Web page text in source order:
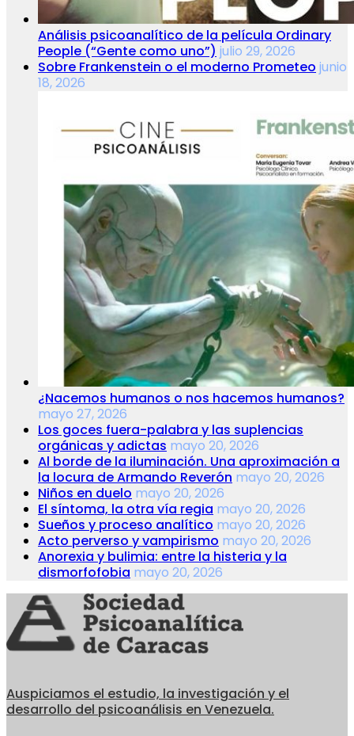
Análisis psicoanalítico de la película Ordinary
People (“Gente como uno”) julio 29, 2026
Sobre Frankenstein o el moderno Prometeo junio
18, 2026
¿Nacemos humanos o nos hacemos humanos?
mayo 27, 2026
Los goces fuera-palabra y las suplencias
orgánicas y adictas mayo 20, 2026
Al borde de la iluminación. Una aproximación a
la locura de Armando Reverón mayo 20, 2026
Niños en duelo mayo 20, 2026
El síntoma, la otra vía regia mayo 20, 2026
Sueños y proceso analítico mayo 20, 2026
Acto perverso y vampirismo mayo 20, 2026
Anorexia y bulimia: entre la histeria y la
dismorfofobia mayo 20, 2026
Auspiciamos el estudio, la investigación y el
desarrollo del psicoanálisis en Venezuela.